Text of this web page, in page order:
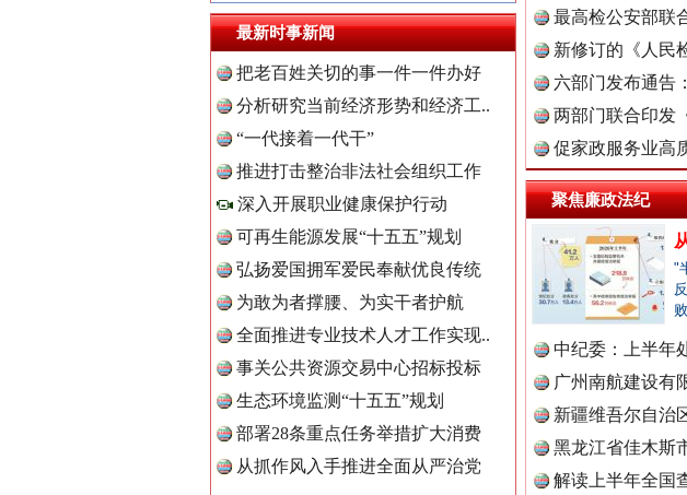
最新时事新闻
把老百姓关切的事一件一件办好
分析研究当前经济形势和经济工..
“一代接着一代干”
推进打击整治非法社会组织工作
深入开展职业健康保护行动
可再生能源发展“十五五”规划
弘扬爱国拥军爱民奉献优良传统
为敢为者撑腰、为实干者护航
全面推进专业技术人才工作实现..
事关公共资源交易中心招标投标
生态环境监测“十五五”规划
部署28条重点任务举措扩大消费
从抓作风入手推进全面从严治党
最高检公安部联
周岁未..
新修订的《人民
布
六部门发布通告
两部门联合印发
定》
促家政服务业高
聚焦廉政法纪
"
中纪委：上半年
广州南航建设有
新疆维吾尔自治
黑龙江省佳木斯
解读上半年全国
中国全民新闻网.
中国公众新闻网.
中国公民新闻网.
中国公共新闻网.
红船起航处 潮起向未来 广州首
三年瞒报超千万 隐匿收入偷税被查处..